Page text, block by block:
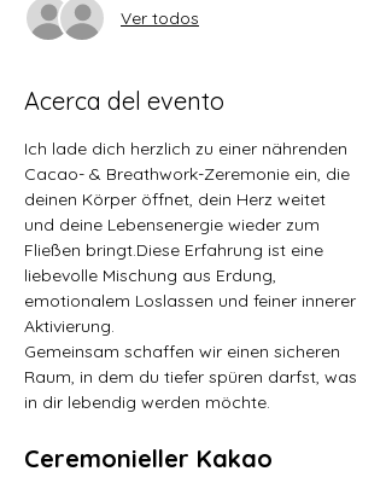
Ver todos
Acerca del evento
Ich lade dich herzlich zu einer nährenden
Cacao- & Breathwork-Zeremonie ein, die
deinen Körper öffnet, dein Herz weitet
und deine Lebensenergie wieder zum
Fließen bringt.Diese Erfahrung ist eine
liebevolle Mischung aus Erdung,
emotionalem Loslassen und feiner innerer
Aktivierung.
Gemeinsam schaffen wir einen sicheren
Raum, in dem du tiefer spüren darfst, was
in dir lebendig werden möchte.
Ceremonieller Kakao